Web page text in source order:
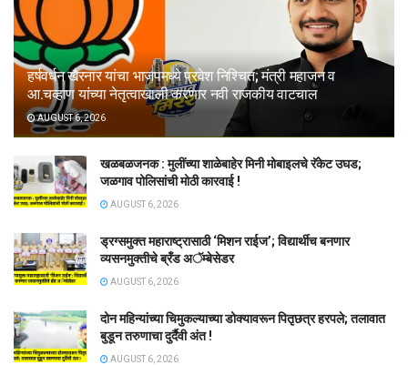
हर्षवर्धन खैरनार यांचा भाजपमध्ये प्रवेश निश्चित; मंत्री महाजन व
आ.चव्हाण यांच्या नेतृत्वाखाली करणार नवी राजकीय वाटचाल
AUGUST 6, 2026
खळबळजनक : मुलींच्या शाळेबाहेर मिनी मोबाइलचे रॅकेट उघड;
जळगाव पोलिसांची मोठी कारवाई !
AUGUST 6, 2026
ड्रग्समुक्त महाराष्ट्रासाठी ‘मिशन राईज’; विद्यार्थीच बनणार
व्यसनमुक्तीचे ब्रँड अॅम्बेसेडर
AUGUST 6, 2026
दोन महिन्यांच्या चिमुकल्याच्या डोक्यावरून पितृछत्र हरपले; तलावात
बुडून तरुणाचा दुर्दैवी अंत !
AUGUST 6, 2026